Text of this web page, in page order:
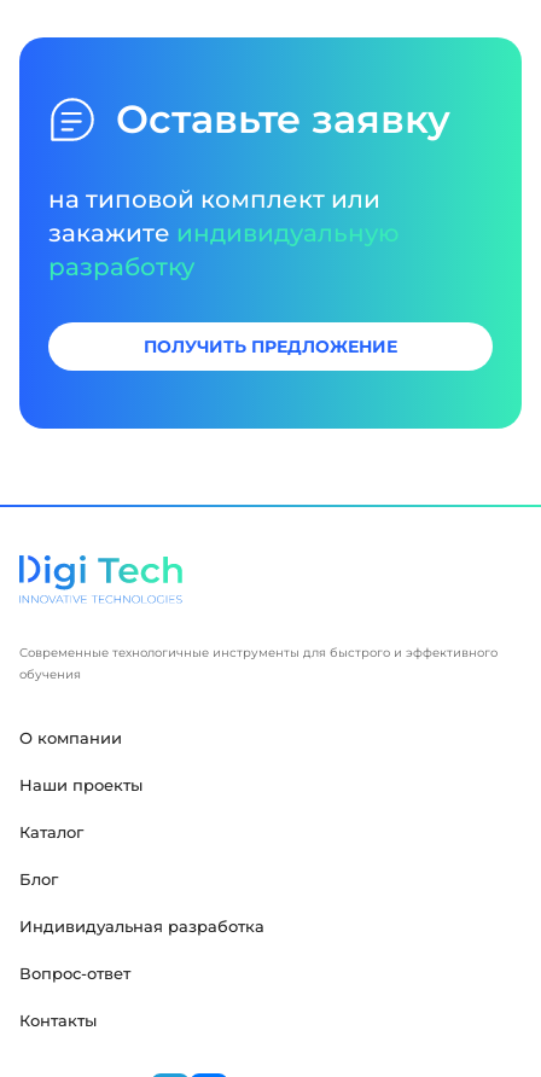
Оставьте заявку
на типовой комплект или
закажите индивидуальную
разработку
ПОЛУЧИТЬ ПРЕДЛОЖЕНИЕ
Современные технологичные инструменты для быстрого и эффективного
обучения
О компании
Наши проекты
Каталог
Блог
Индивидуальная разработка
Вопрос-ответ
Контакты